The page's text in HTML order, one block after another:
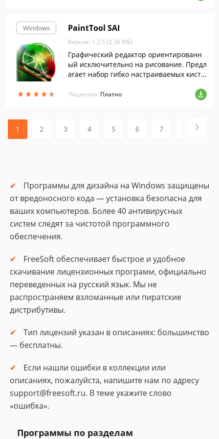
ять с помощью этой маленькой, чрезвы
mySize и самое главное бесплатной.
Windows
★★★★★
★★★★★
PaintTool SAI
Версия: 1.2.5 (2.36 МБ)
Графический редактор ориентированн
ый исключительно на рисование. Предл
агает набор гибко настраиваемых кисте
сок, поддерживает слои и многое друго
Лицензия: Платно
1 2 3 4 5 6 7
Программы для дизайна на Windows защищены
от вредоносного кода — установка безопасна для
ваших компьютеров. Более 40 антивирусных
систем следят за чистотой программного
обеспечения.
FreeSoft обеспечивает быстрое и удобное
скачивание лицензионных программ, официально
переведенных на русский язык. Мы не
распространяем взломанные или пиратские
дистрибутивы.
Тип лицензий указан в описаниях: большинство
— бесплатны.
Если нашли ошибки в коллекции или
описаниях, пожалуйста, напишите нам по адресу
support@freesoft.ru. В теме укажите слово
«ошибка».
Программы по разделам